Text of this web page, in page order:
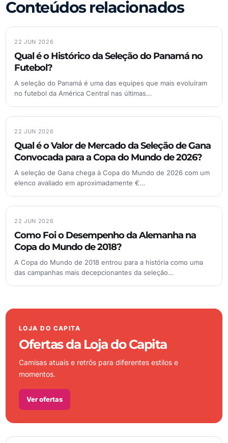
Conteúdos relacionados
22 JUN 2026
Qual é o Histórico da Seleção do Panamá no
Futebol?
A seleção do Panamá é uma das equipes que mais evoluíram
no futebol da América Central nas últimas…
22 JUN 2026
Qual é o Valor de Mercado da Seleção de Gana
Convocada para a Copa do Mundo de 2026?
A seleção de Gana chega à Copa do Mundo de 2026 com um
elenco avaliado em aproximadamente €…
22 JUN 2026
Como Foi o Desempenho da Alemanha na
Copa do Mundo de 2018?
A Copa do Mundo de 2018 entrou para a história como uma
das campanhas mais decepcionantes da seleção…
LOJA DO CAPITA
Ofertas da Loja do Capita
Camisas atuais e retrôs para diferentes estilos e
momentos.
Ver ofertas